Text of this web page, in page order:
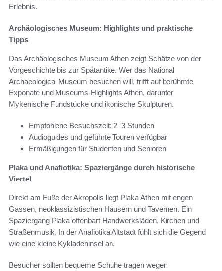
Erlebnis.
Archäologisches Museum: Highlights und praktische
Tipps
Das Archäologisches Museum Athen zeigt Schätze von der
Vorgeschichte bis zur Spätantike. Wer das National
Archaeological Museum besuchen will, trifft auf berühmte
Exponate und Museums-Highlights Athen, darunter
Mykenische Fundstücke und ikonische Skulpturen.
Empfohlene Besuchszeit: 2–3 Stunden
Audioguides und geführte Touren verfügbar
Ermäßigungen für Studenten und Senioren
Plaka und Anafiotika: Spaziergänge durch historische
Viertel
Direkt am Fuße der Akropolis liegt Plaka Athen mit engen
Gassen, neoklassizistischen Häusern und Tavernen. Ein
Spaziergang Plaka offenbart Handwerksläden, Kirchen und
Straßenmusik. In der Anafiotika Altstadt fühlt sich die Gegend
wie eine kleine Kykladeninsel an.
Besucher sollten bequeme Schuhe tragen wegen